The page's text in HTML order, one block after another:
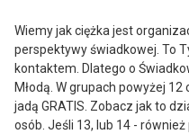
Wiemy jak ciężka jest
perspektywy świadkowej. To
kontaktem. Dlatego o
Młodą. W grupach powyżej
jadą GRATIS. Zobacz jak to
osób. Jeśli 13, lub 14 -